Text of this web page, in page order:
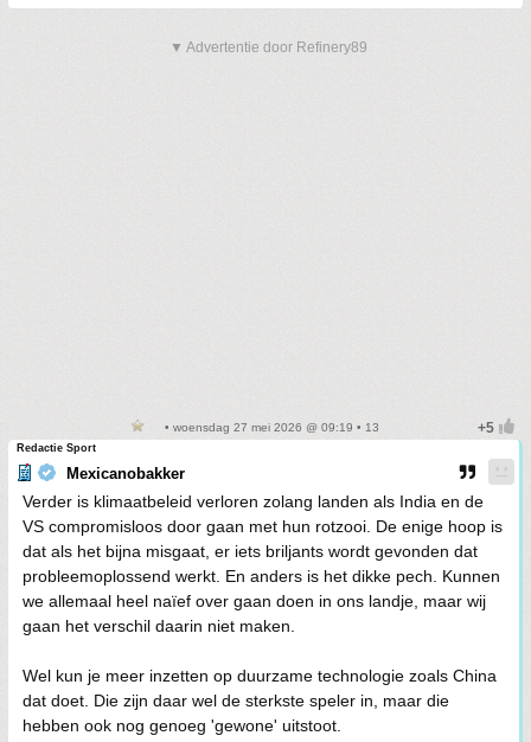
▼ Advertentie door Refinery89
• woensdag 27 mei 2026 @ 09:19 • 13
Redactie Sport
Mexicanobakker
Verder is klimaatbeleid verloren zolang landen als India en de
VS compromisloos door gaan met hun rotzooi. De enige hoop is
dat als het bijna misgaat, er iets briljants wordt gevonden dat
probleemoplossend werkt. En anders is het dikke pech. Kunnen
we allemaal heel naïef over gaan doen in ons landje, maar wij
gaan het verschil daarin niet maken.
Wel kun je meer inzetten op duurzame technologie zoals China
dat doet. Die zijn daar wel de sterkste speler in, maar die
hebben ook nog genoeg 'gewone' uitstoot.